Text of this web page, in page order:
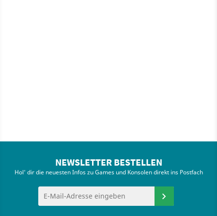
NEWSLETTER BESTELLEN
Hol' dir die neuesten Infos zu Games und Konsolen direkt ins Postfach